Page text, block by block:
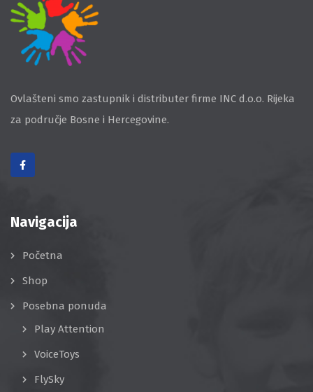
Ovlašteni smo zastupnik i distributer firme INC d.o.o. Rijeka
za područje Bosne i Hercegovine.
Navigacija
Početna
Shop
Posebna ponuda
Play Attention
VoiceToys
FlySky